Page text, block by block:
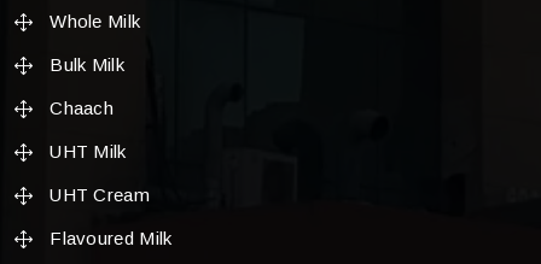
Whole Milk
Bulk Milk
Chaach
UHT Milk
UHT Cream
Flavoured Milk